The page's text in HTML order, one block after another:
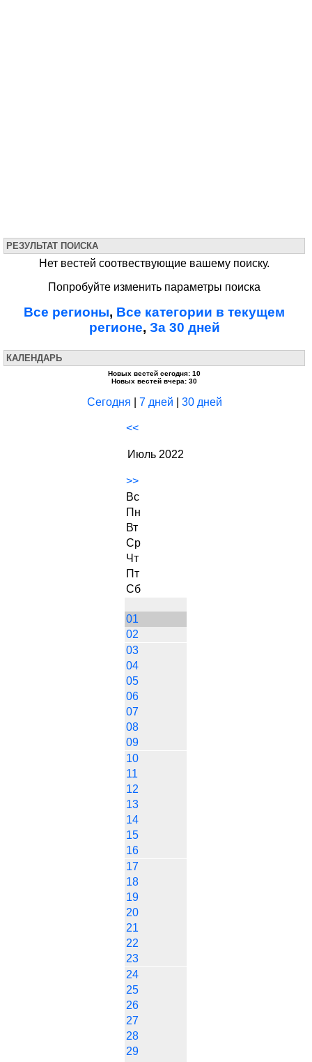
РЕЗУЛЬТАТ ПОИСКА
Нет вестей соотвествующие вашему поиску.
Попробуйте изменить параметры поиска
Все регионы, Все категории в текущем
регионе, За 30 дней
КАЛЕНДАРЬ
Новых вестей сегодня: 10
Новых вестей вчера: 30
Сегодня 7 дней 30 дней
<<
Июль 2022
>>
Вс
Пн
Вт
Ср
Чт
Пт
Сб
01
02
03
04
05
06
07
08
09
10
11
12
13
14
15
16
17
18
19
20
21
22
23
24
25
26
27
28
29